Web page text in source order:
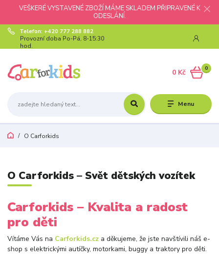
VEŠKERÉ VYSTAVENÉ ZBOŽÍ MÁME SKLADEM PŘIPRAVENÉ K
ODESLÁNÍ.
Menu
Telefon: +420 777 288 882
Provozní doba Po-Pá, 8-15:30
hod.
0
0 Kč
O Carforkids
O Carforkids – Svět dětských vozítek
Carforkids – Kvalita a radost
pro děti
Vítáme Vás na Carforkids.cz a děkujeme, že jste navštívili náš e-
shop s elektrickými autíčky, motorkami, buggy a traktory pro děti.